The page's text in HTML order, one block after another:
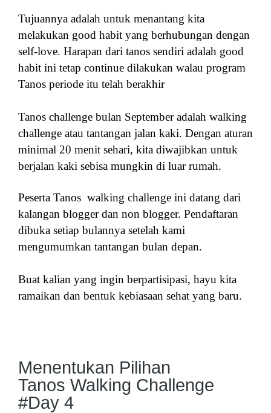
Tujuannya adalah untuk menantang kita
melakukan good habit yang berhubungan dengan
self-love. Harapan dari tanos sendiri adalah good
habit ini tetap continue dilakukan walau program
Tanos periode itu telah berakhir
Tanos challenge bulan September adalah walking
challenge atau tantangan jalan kaki. Dengan aturan
minimal 20 menit sehari, kita diwajibkan untuk
berjalan kaki sebisa mungkin di luar rumah.
Peserta Tanos walking challenge ini datang dari
kalangan blogger dan non blogger. Pendaftaran
dibuka setiap bulannya setelah kami
mengumumkan tantangan bulan depan.
Buat kalian yang ingin berpartisipasi, hayu kita
ramaikan dan bentuk kebiasaan sehat yang baru.
Menentukan Pilihan
Tanos Walking Challenge
#Day 4